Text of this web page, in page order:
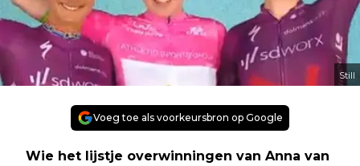
Still
Voeg toe als voorkeursbron op Google
Wie het lijstje overwinningen van Anna van